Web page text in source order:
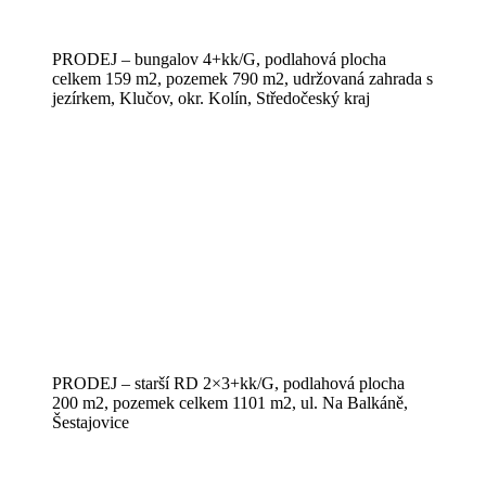
PRODEJ – bungalov 4+kk/G, podlahová plocha
celkem 159 m2, pozemek 790 m2, udržovaná zahrada s
jezírkem, Klučov, okr. Kolín, Středočeský kraj
PRODEJ – starší RD 2×3+kk/G, podlahová plocha
200 m2, pozemek celkem 1101 m2, ul. Na Balkáně,
Šestajovice